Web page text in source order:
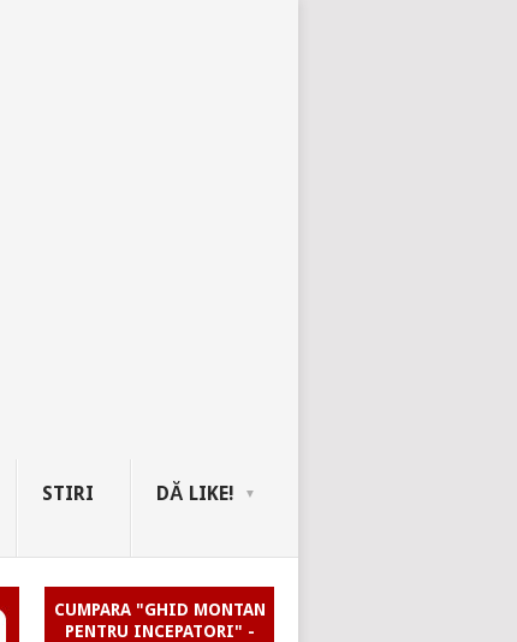
STIRI DĂ LIKE!
CUMPARA "GHID MONTAN
PENTRU INCEPATORI" -